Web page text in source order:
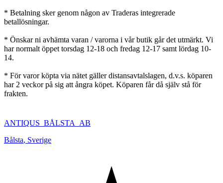
* Betalning sker genom någon av Traderas integrerade
betallösningar.
* Önskar ni avhämta varan / varorna i vår butik går det utmärkt. Vi
har normalt öppet torsdag 12-18 och fredag 12-17 samt lördag 10-
14.
* För varor köpta via nätet gäller distansavtalslagen, d.v.s. köparen
har 2 veckor på sig att ångra köpet. Köparen får då själv stå för
frakten.
ANTIQUS_BÅLSTA_AB
Bålsta, Sverige